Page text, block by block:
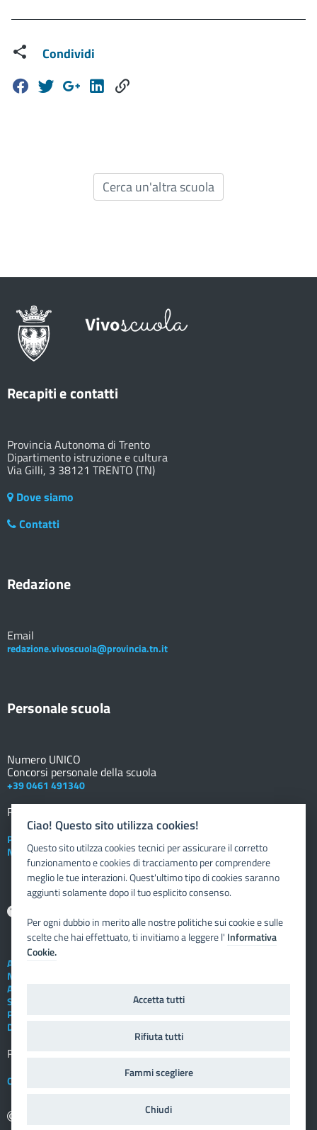
Condividi
Cerca un'altra scuola
Recapiti e contatti
Provincia Autonoma di Trento
Dipartimento istruzione e cultura
Via Gilli, 3 38121 TRENTO (TN)
Dove siamo
Contatti
Redazione
Email
redazione.vivoscuola@provincia.tn.it
Personale scuola
Numero UNICO
Concorsi personale della scuola
+39 0461 491340
Registro elettronico
Posta elettronica istituzionale
Nuovo sportello dipendente
Assistenza tecnica
Note legali
Albo telematico
Social Media Policy
Privacy
Dichiarazione di accessibilità
Registro elettronico
Crediti
copyright: 2009 - 2025 Vivoscuola
Ciao! Questo sito utilizza cookies!
Questo sito utilzza cookies tecnici per assicurare il corretto
funzionamento e cookies di tracciamento per comprendere
meglio le tue interazioni. Quest'ultimo tipo di cookies saranno
aggiunti solamente dopo il tuo esplicito consenso.
Per ogni dubbio in merito alle nostre politiche sui cookie e sulle
scelte che hai effettuato, ti invitiamo a leggere l' Informativa
Cookie.
Accetta tutti
Rifiuta tutti
Fammi scegliere
Chiudi